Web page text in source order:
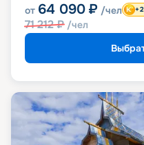
от 64 090 ₽ /чел
71 212₽ /чел